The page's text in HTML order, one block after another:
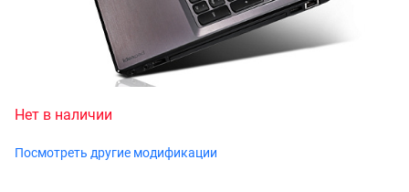
Нет в наличии
Посмотреть другие модификации